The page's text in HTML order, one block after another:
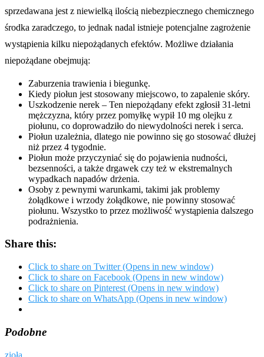
sprzedawana jest z niewielką ilością niebezpiecznego chemicznego
środka zaradczego, to jednak nadal istnieje potencjalne zagrożenie
wystąpienia kilku niepożądanych efektów. Możliwe działania
niepożądane obejmują:
Zaburzenia trawienia i biegunkę.
Kiedy piołun jest stosowany miejscowo, to zapalenie skóry.
Uszkodzenie nerek – Ten niepożądany efekt zgłosił 31-letni
mężczyzna, który przez pomyłkę wypił 10 mg olejku z
piołunu, co doprowadziło do niewydolności nerek i serca.
Piołun uzależnia, dlatego nie powinno się go stosować dłużej
niż przez 4 tygodnie.
Piołun może przyczyniać się do pojawienia nudności,
bezsenności, a także drgawek czy też w ekstremalnych
wypadkach napadów drżenia.
Osoby z pewnymi warunkami, takimi jak problemy
żołądkowe i wrzody żołądkowe, nie powinny stosować
piołunu. Wszystko to przez możliwość wystąpienia dalszego
podrażnienia.
Share this:
Click to share on Twitter (Opens in new window)
Click to share on Facebook (Opens in new window)
Click to share on Pinterest (Opens in new window)
Click to share on WhatsApp (Opens in new window)
Podobne
zioła